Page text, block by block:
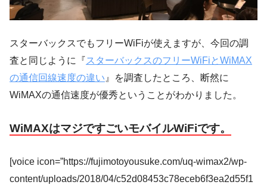
スターバックスでもフリーWiFiが使えますが、今回の調
査と同じように『 スターバックスのフリーWiFiとWiMAX
の通信回線速度の違い』を調査したところ、断然に
WiMAXの通信速度が優秀ということがわかりました。
WiMAXはマジですごいモバイルWiFiです。
[voice icon=”https://fujimotoyousuke.com/uq-wimax2/wp-
content/uploads/2018/04/c52d08453c78eceb6f3ea2d55f1